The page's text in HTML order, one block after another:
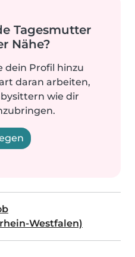
Tagesmutter
Nähe?
dein Profil hinzu
daran arbeiten,
wie dir
Westfalen)